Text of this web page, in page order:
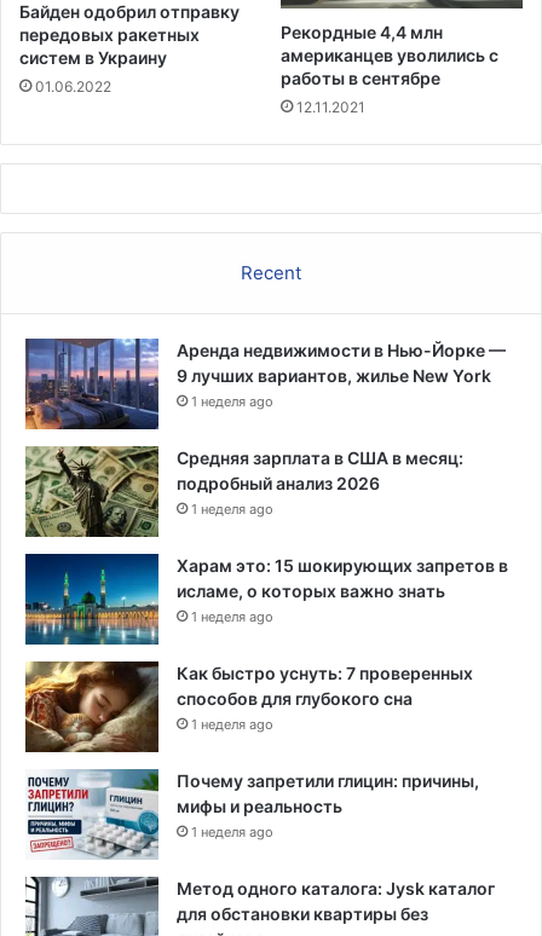
о
в
о
л
o
a
Байден одобрил отправку
передовых ракетных
систем в Украину
01.06.2022
Рекордные 4,4 млн
американцев уволились с
работы в сентябре
12.11.2021
Recent
Аренда недвижимости в Нью-Йорке —
9 лучших вариантов, жилье New York
1 неделя ago
Средняя зарплата в США в месяц:
подробный анализ 2026
1 неделя ago
Харам это: 15 шокирующих запретов в
исламе, о которых важно знать
1 неделя ago
Как быстро уснуть: 7 проверенных
способов для глубокого сна
1 неделя ago
Почему запретили глицин: причины,
мифы и реальность
1 неделя ago
Метод одного каталога: Jysk каталог
для обстановки квартиры без